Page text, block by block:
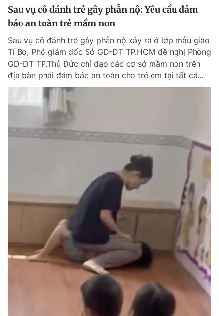
Đọc Thanh Niên trên điện thoại
Theo dõi báo trên
Liên hệ quảng cáo
0908 780 404
RSS Tòa soạn Chính sách bảo
Tổng biên tập: Nguyễn Ngọc Toàn
Phó tổng biên tập thường trực: Hải Thành
Phó tổng biên tập: Lâm Hiếu Dũng
Phó tổng biên tập: Trần Việt Hưng
Tổng thư ký tòa soạn: Đức Trung
Giấy phép xuất bản số 110/GP - BTTTT cấp ngày 24.3.2020
© 2003-2026 Bản quyền thuộc về Báo Thanh Niên. Cấm sao chép
dưới mọi hình thức nếu không có sự chấp thuận bằng văn bản.
Phát triển bởi ePi Technologies, JSC.
Sau vụ cô đánh trẻ gây phẫn nộ: Yêu cầu đảm
bảo an toàn trẻ mầm non
Sau vụ cô đánh trẻ gây phẫn nộ xảy ra ở lớp mẫu giáo
Tí Bo, Phó giám đốc Sở GD-ĐT TP.HCM đề nghị Phòng
GD-ĐT TP.Thủ Đức chỉ đạo các cơ sở mầm non trên
địa bàn phải đảm bảo an toàn cho trẻ em tại tất cả...